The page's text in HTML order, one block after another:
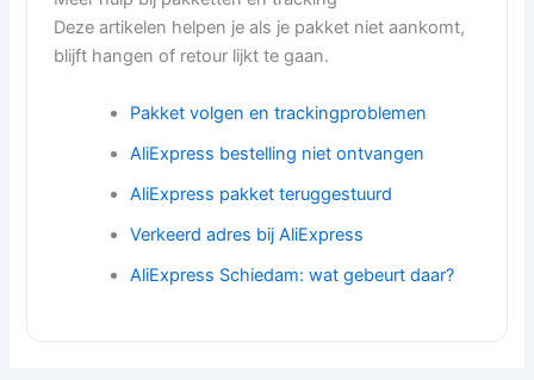
Deze artikelen helpen je als je pakket niet aankomt,
blijft hangen of retour lijkt te gaan.
Pakket volgen en trackingproblemen
AliExpress bestelling niet ontvangen
AliExpress pakket teruggestuurd
Verkeerd adres bij AliExpress
AliExpress Schiedam: wat gebeurt daar?